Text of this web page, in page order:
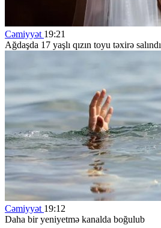
Cəmiyyət 19:21
Ağdaşda 17 yaşlı qızın toyu təxirə salındı
Cəmiyyət 19:12
Daha bir yeniyetmə kanalda boğulub